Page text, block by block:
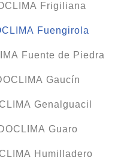
Frigiliana
Fuengirola
Fuente de Piedra
Gaucín
Genalguacil
Guaro
Humilladero